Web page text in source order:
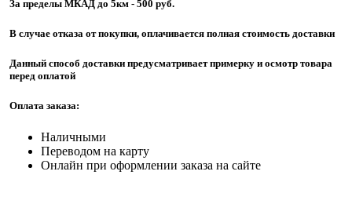
За пределы МКАД до 5км - 500 руб.
В случае отказа от покупки, оплачивается полная стоимость доставки
Данный способ доставки предусматривает примерку и осмотр товара
перед оплатой
Оплата заказа:
Наличными
Переводом на карту
Онлайн при оформлении заказа на сайте